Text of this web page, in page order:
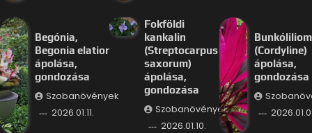
Begónia,
Begonia elatior
ápolása,
gondozása
Szobanövények
2026.01.11.
Fokföldi
kankalin
(Streptocarpus
saxorum)
ápolása,
gondozása
Szobanövények
2026.01.10.
Bunkóliliom
(Cordyline)
ápolása,
gondozása